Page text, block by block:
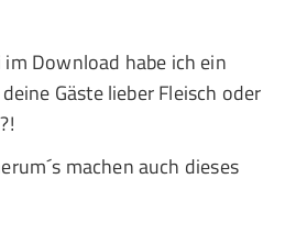
Download habe ich ein
Gäste lieber Fleisch oder
machen auch dieses